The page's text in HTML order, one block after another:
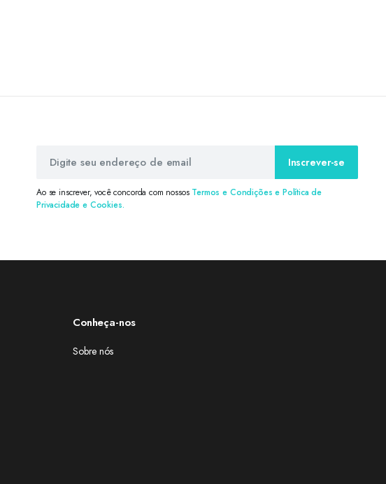
Inscrever-se
Ao se inscrever, você concorda com nossos Termos e Condições e Política de
Privacidade e Cookies.
Conheça-nos
Sobre nós